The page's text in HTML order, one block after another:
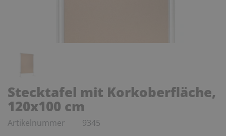
Stecktafel mit Korkoberfläche,
120x100 cm
Artikelnummer 9345